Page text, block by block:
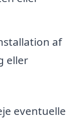
af
eller
eventuelle